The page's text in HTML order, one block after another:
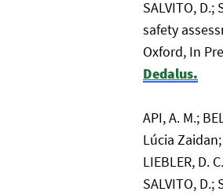
SALVITO, D.;
safety
Oxford, In
Dedalus.
API, A. M.;
Lúcia Zaidan;
LIEBLER, D.
SALVITO, D.;